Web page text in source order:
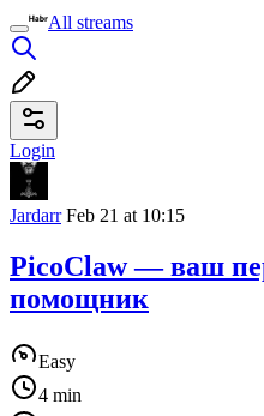
All streams
Login
JardarrFeb 21 at 10:15
PicoClaw — ваш
помощник
Easy
4 min